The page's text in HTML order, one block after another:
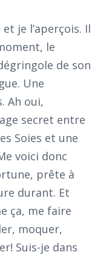
je l’aperçois. Il
le
de son
Une
Ah oui,
secret entre
Soies et une
voici donc
prête à
durant. Et
ça, me faire
moquer,
Suis-je dans